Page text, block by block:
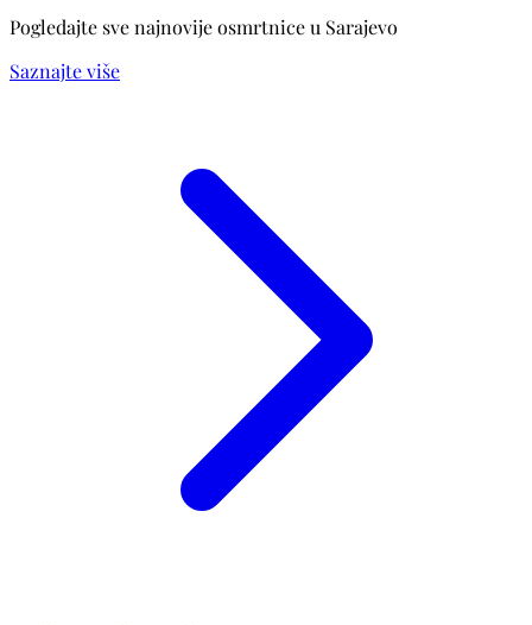
Pogledajte sve najnovije osmrtnice u Sarajevo
Saznajte više